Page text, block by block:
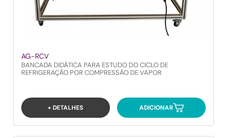
AG-RCV
BANCADA DIDÁTICA PARA ESTUDO DO CICLO DE
REFRIGERAÇÃO POR COMPRESSÃO DE VAPOR
+ DETALHES ADICIONAR